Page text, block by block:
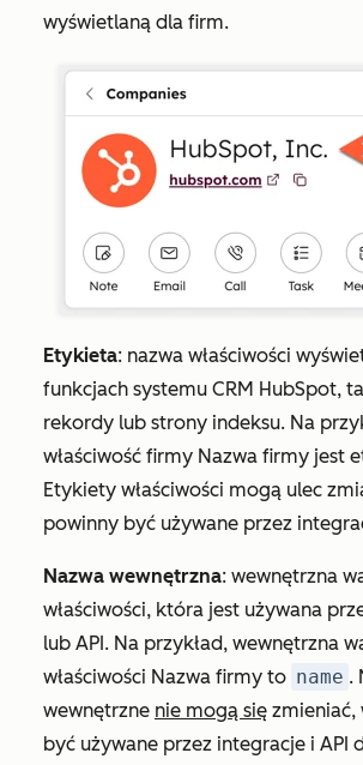
wyświetlaną dla firm.
Etykieta: nazwa właściwości
funkcjach systemu CRM HubSpot,
rekordy lub strony indeksu. Na
właściwość firmy Nazwa firmy jest
Etykiety właściwości mogą ulec
powinny być używane przez
Nazwa wewnętrzna: wewnętrzna
właściwości, która jest używana
lub API. Na przykład, wewnętrzna
właściwości Nazwa firmy to name .
wewnętrzne nie mogą się zmieniać,
być używane przez integracje i API